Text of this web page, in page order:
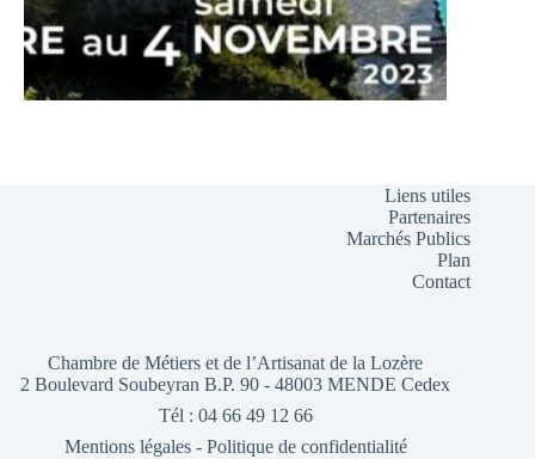
Liens utiles
Partenaires
Marchés Publics
Plan
Contact
Chambre de Métiers et de l’Artisanat de la Lozère
2 Boulevard Soubeyran B.P. 90 - 48003 MENDE Cedex
Tél : 04 66 49 12 66
Mentions légales- Politique de confidentialité